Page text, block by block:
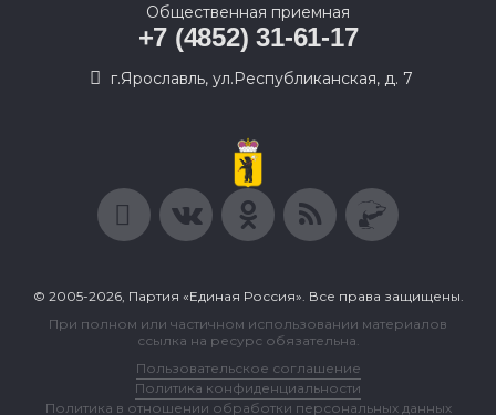
Общественная приемная
+7 (4852) 31-61-17
г.Ярославль, ул.Республиканская, д. 7
© 2005-2026, Партия «Единая Россия». Все права защищены.
При полном или частичном использовании материалов
ссылка на ресурс обязательна.
Пользовательское соглашение
Политика конфиденциальности
Политика в отношении обработки персональных данных